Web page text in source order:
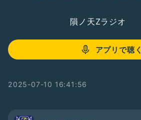
隕ノ天Zラジオ
アプリで聴く
2025-07-10 16:41:56